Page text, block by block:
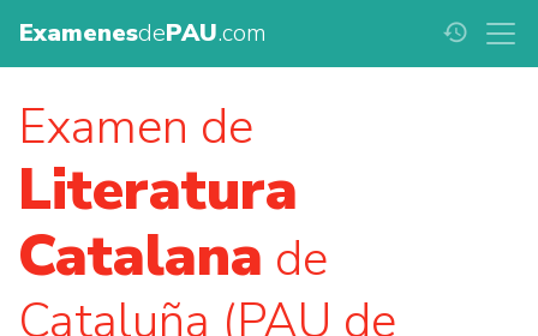
ExamenesdePAU.com history
Examen de
Literatura
Catalana de
Cataluña (PAU de